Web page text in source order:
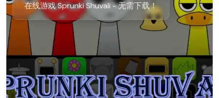
在线游戏 Sprunki Shuvali - 无需下载！